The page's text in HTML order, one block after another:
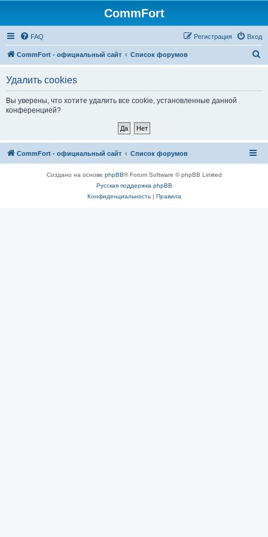
CommFort
FAQ Вход
Регистрация
CommFort - официальный сайт Список форумов
Удалить cookies
Вы уверены, что хотите удалить все cookie, установленные данной
конференцией?
CommFort - официальный сайт Список форумов
Создано на основе phpBB® Forum Software © phpBB Limited
Русская поддержка phpBB
Конфиденциальность| Правила